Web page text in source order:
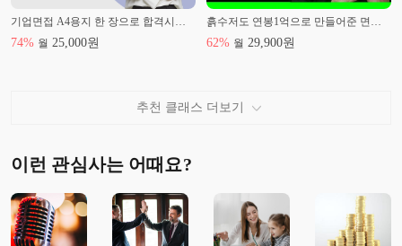
기업면접 A4용지 한 장으로 합격시켜 드립니다.
74% 월 25,000원
흙수저도 연봉1억으로 만들어준 면접기술
62% 월 29,900원
추천 클래스 더보기
이런 관심사는 어때요?